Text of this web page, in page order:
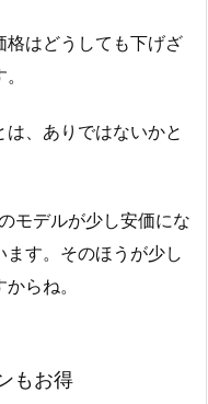
格はどうしても下げざ
、ありではないかと
モデルが少し安価にな
す。そのほうが少し
らね。
もお得